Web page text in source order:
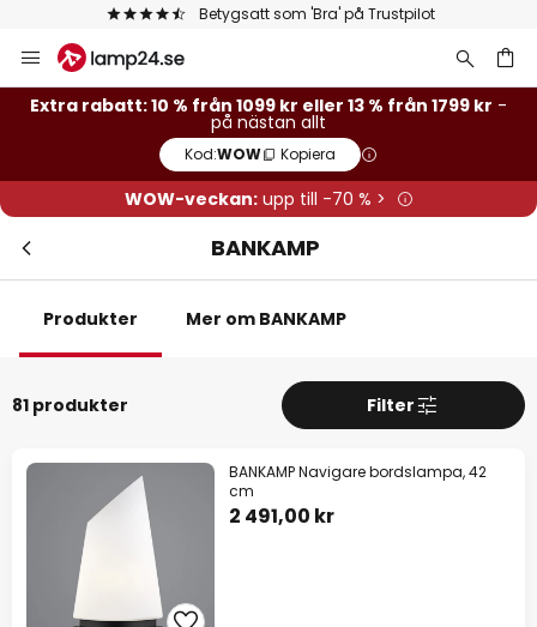
Betygsatt som 'Bra' på Trustpilot
Hoppa
till
innehållet
Extra rabatt: 10 % från 1099 kr eller 13 % från 1799 kr -
på nästan allt
Kod:WOW Kopiera
WOW-veckan:upp till -70 % >
BANKAMP
Produkter Mer om BANKAMP
81 produkter Filter
BANKAMP Navigare bordslampa, 42
cm
2 491,00 kr
13 % rabattfrån 1799 kr
10 % rabattfrån 1099 kr
på nästan allt*
Kod:WOW Kopiera
Se erbjudanden